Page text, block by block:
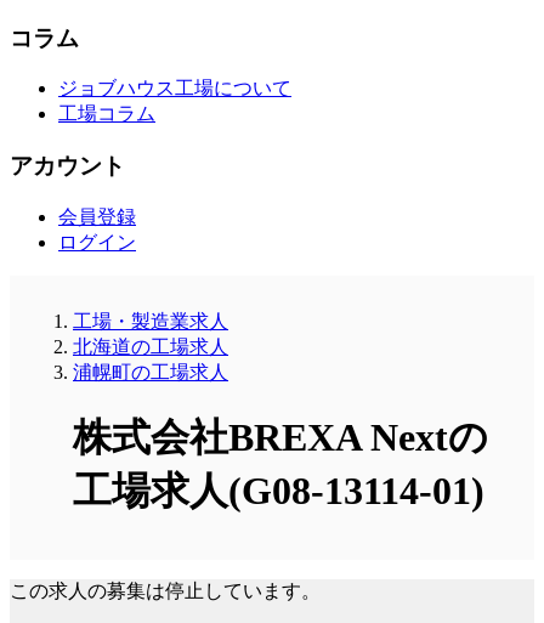
コラム
ジョブハウス工場について
工場コラム
アカウント
会員登録
ログイン
工場・製造業求人
北海道の工場求人
浦幌町の工場求人
株式会社BREXA Nextの
工場求人(G08-13114-01)
この求人の募集は停止しています。